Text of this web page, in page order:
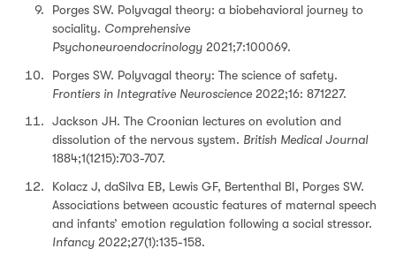
Porges SW. Polyvagal theory: a biobehavioral journey to
sociality. Comprehensive
Psychoneuroendocrinology 2021;7:100069.
Porges SW. Polyvagal theory: The science of safety.
Frontiers in Integrative Neuroscience 2022;16: 871227.
Jackson JH. The Croonian lectures on evolution and
dissolution of the nervous system. British Medical Journal
1884;1(1215):703-707.
Kolacz J, daSilva EB, Lewis GF, Bertenthal BI, Porges SW.
Associations between acoustic features of maternal speech
and infants’ emotion regulation following a social stressor.
Infancy 2022;27(1):135-158.